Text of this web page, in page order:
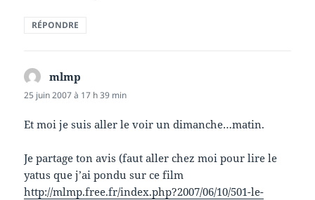
RÉPONDRE
mlmp
25 juin 2007 à 17 h 39 min
Et moi je suis aller le voir un dimanche…matin.
Je partage ton avis (faut aller chez moi pour lire le
yatus que j’ai pondu sur ce film
http://mlmp.free.fr/index.php?2007/06/10/501-le-